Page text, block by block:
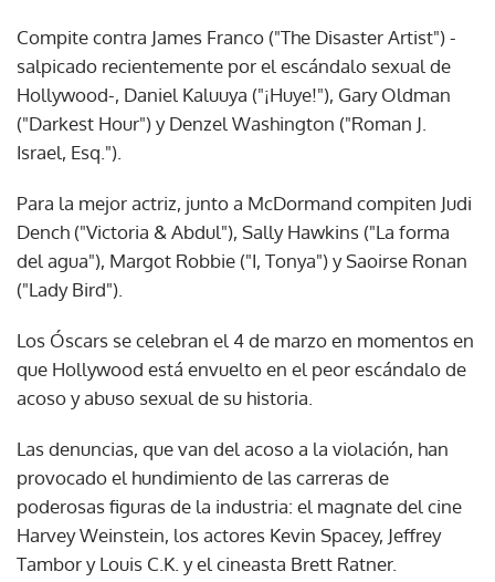
Compite contra James Franco ("The Disaster Artist") -
salpicado recientemente por el escándalo sexual de
Hollywood-, Daniel Kaluuya ("¡Huye!"), Gary Oldman
("Darkest Hour") y Denzel Washington ("Roman J.
Israel, Esq.").
Para la mejor actriz, junto a McDormand compiten Judi
Dench ("Victoria & Abdul"), Sally Hawkins ("La forma
del agua"), Margot Robbie ("I, Tonya") y Saoirse Ronan
("Lady Bird").
Los Óscars se celebran el 4 de marzo en momentos en
que Hollywood está envuelto en el peor escándalo de
acoso y abuso sexual de su historia.
Las denuncias, que van del acoso a la violación, han
provocado el hundimiento de las carreras de
poderosas figuras de la industria: el magnate del cine
Harvey Weinstein, los actores Kevin Spacey, Jeffrey
Tambor y Louis C.K. y el cineasta Brett Ratner.